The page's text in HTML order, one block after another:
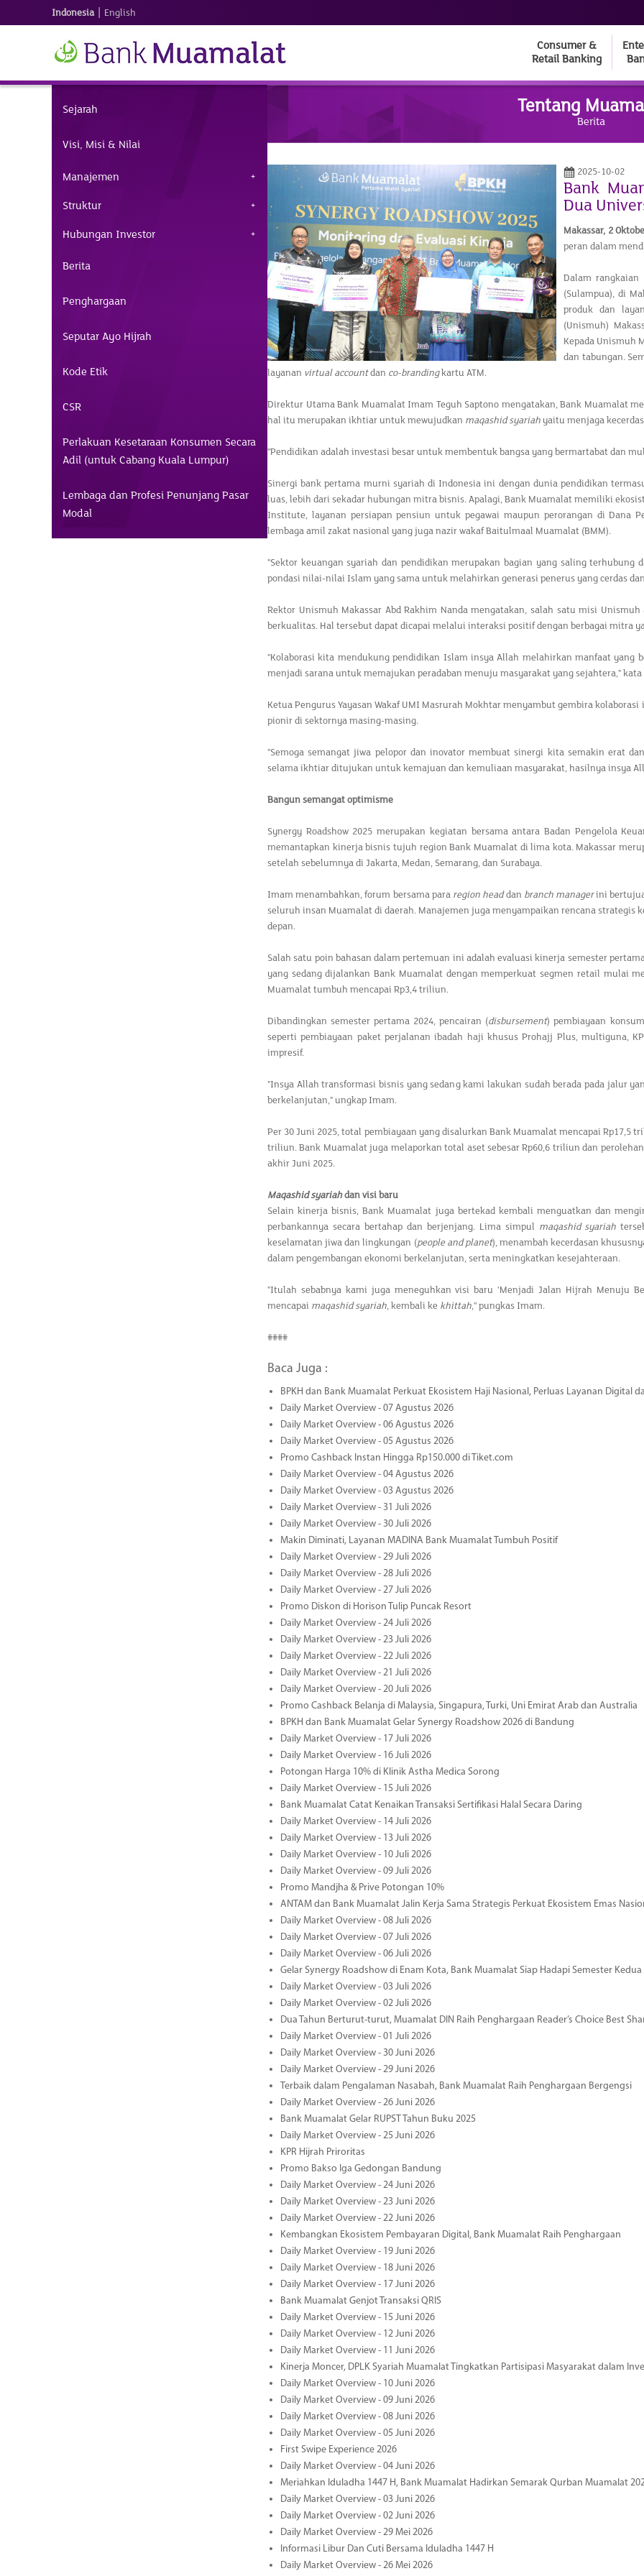
Indonesia | English
Consumer &
Retail Banking
Sejarah
Visi, Misi & Nilai
Manajemen
Struktur
Hubungan Investor
Berita
Penghargaan
Seputar Ayo Hijrah
Kode Etik
CSR
Perlakuan Kesetaraan Konsumen Secara
Adil (untuk Cabang Kuala Lumpur)
Lembaga dan Profesi Penunjang Pasar
Modal
Tentang
Berita
2025-10-02
Bank
Dua
Makassar, 2
peran dalam
Dalam rangkaian
(Sulampua), di
produk dan
(Unismuh)
Kepada Unismuh
dan tabungan.
layanan virtual accountdan co-brandingkartu ATM.
Direktur Utama Bank Muamalat Imam Teguh Saptono mengatakan, Bank Muamalat
hal itu merupakan ikhtiar untuk mewujudkan maqashid syariah yaitu menjaga
"Pendidikan adalah investasi besar untuk membentuk bangsa yang bermartabat dan
Sinergi bank pertama murni syariah di Indonesia ini dengan dunia pendidikan
luas, lebih dari sekadar hubungan mitra bisnis. Apalagi, Bank Muamalat memiliki
Institute, layanan persiapan pensiun untuk pegawai maupun perorangan di Dana
lembaga amil zakat nasional yang juga nazir wakaf Baitulmaal Muamalat (BMM).
"Sektor keuangan syariah dan pendidikan merupakan bagian yang saling
pondasi nilai-nilai Islam yang sama untuk melahirkan generasi penerus yang cerdas
Rektor Unismuh Makassar Abd Rakhim Nanda mengatakan, salah satu misi
berkualitas. Hal tersebut dapat dicapai melalui interaksi positif dengan berbagai mitra
"Kolaborasi kita mendukung pendidikan Islam insya Allah melahirkan manfaat yang
menjadi sarana untuk memajukan peradaban menuju masyarakat yang sejahtera," kata
Ketua Pengurus Yayasan Wakaf UMI Masrurah Mokhtar menyambut gembira
pionir di sektornya masing-masing.
"Semoga semangat jiwa pelopor dan inovator membuat sinergi kita semakin erat
selama ikhtiar ditujukan untuk kemajuan dan kemuliaan masyarakat, hasilnya insya
Bangun semangat optimisme
Synergy Roadshow 2025 merupakan kegiatan bersama antara Badan Pengelola
memantapkan kinerja bisnis tujuh region Bank Muamalat di lima kota. Makassar
setelah sebelumnya di Jakarta, Medan, Semarang, dan Surabaya.
Imam menambahkan, forum bersama para region headdan branch managerini
seluruh insan Muamalat di daerah. Manajemen juga menyampaikan rencana strategis
depan.
Salah satu poin bahasan dalam pertemuan ini adalah evaluasi kinerja semester
yang sedang dijalankan Bank Muamalat dengan memperkuat segmen retail mulai
Muamalat tumbuh mencapai Rp3,4 triliun.
Dibandingkan semester pertama 2024, pencairan (disbursement) pembiayaan
seperti pembiayaan paket perjalanan ibadah haji khusus Prohajj Plus, multiguna,
impresif.
"Insya Allah transformasi bisnis yang sedang kami lakukan sudah berada pada jalur
berkelanjutan," ungkap Imam.
Per 30 Juni 2025, total pembiayaan yang disalurkan Bank Muamalat mencapai Rp17,5
triliun. Bank Muamalat juga melaporkan total aset sebesar Rp60,6 triliun dan
akhir Juni 2025.
Maqashid syariahdan visi baru
Selain kinerja bisnis, Bank Muamalat juga bertekad kembali menguatkan dan
perbankannya secara bertahap dan berjenjang. Lima simpul maqashid syariah
keselamatan jiwa dan lingkungan (people and planet), menambah kecerdasan
dalam pengembangan ekonomi berkelanjutan, serta meningkatkan kesejahteraan.
"Itulah sebabnya kami juga meneguhkan visi baru 'Menjadi Jalan Hijrah Menuju
mencapai maqashid syariah, kembali ke khittah," pungkas Imam.
####
Baca Juga :
BPKH dan Bank Muamalat Perkuat Ekosistem Haji Nasional, Perluas Layanan Digital
Daily Market Overview - 07 Agustus 2026
Daily Market Overview - 06 Agustus 2026
Daily Market Overview - 05 Agustus 2026
Promo Cashback Instan Hingga Rp150.000 di Tiket.com
Daily Market Overview - 04 Agustus 2026
Daily Market Overview - 03 Agustus 2026
Daily Market Overview - 31 Juli 2026
Daily Market Overview - 30 Juli 2026
Makin Diminati, Layanan MADINA Bank Muamalat Tumbuh Positif
Daily Market Overview - 29 Juli 2026
Daily Market Overview - 28 Juli 2026
Daily Market Overview - 27 Juli 2026
Promo Diskon di Horison Tulip Puncak Resort
Daily Market Overview - 24 Juli 2026
Daily Market Overview - 23 Juli 2026
Daily Market Overview - 22 Juli 2026
Daily Market Overview - 21 Juli 2026
Daily Market Overview - 20 Juli 2026
Promo Cashback Belanja di Malaysia, Singapura, Turki, Uni Emirat Arab dan Australia
BPKH dan Bank Muamalat Gelar Synergy Roadshow 2026 di Bandung
Daily Market Overview - 17 Juli 2026
Daily Market Overview - 16 Juli 2026
Potongan Harga 10% di Klinik Astha Medica Sorong
Daily Market Overview - 15 Juli 2026
Bank Muamalat Catat Kenaikan Transaksi Sertifikasi Halal Secara Daring
Daily Market Overview - 14 Juli 2026
Daily Market Overview - 13 Juli 2026
Daily Market Overview - 10 Juli 2026
Daily Market Overview - 09 Juli 2026
Promo Mandjha & Prive Potongan 10%
ANTAM dan Bank Muamalat Jalin Kerja Sama Strategis Perkuat Ekosistem Emas
Daily Market Overview - 08 Juli 2026
Daily Market Overview - 07 Juli 2026
Daily Market Overview - 06 Juli 2026
Gelar Synergy Roadshow di Enam Kota, Bank Muamalat Siap Hadapi Semester Kedua
Daily Market Overview - 03 Juli 2026
Daily Market Overview - 02 Juli 2026
Dua Tahun Berturut-turut, Muamalat DIN Raih Penghargaan Reader’s Choice Best
Daily Market Overview - 01 Juli 2026
Daily Market Overview - 30 Juni 2026
Daily Market Overview - 29 Juni 2026
Terbaik dalam Pengalaman Nasabah, Bank Muamalat Raih Penghargaan Bergengsi
Daily Market Overview - 26 Juni 2026
Bank Muamalat Gelar RUPST Tahun Buku 2025
Daily Market Overview - 25 Juni 2026
KPR Hijrah Priroritas
Promo Bakso Iga Gedongan Bandung
Daily Market Overview - 24 Juni 2026
Daily Market Overview - 23 Juni 2026
Daily Market Overview - 22 Juni 2026
Kembangkan Ekosistem Pembayaran Digital, Bank Muamalat Raih Penghargaan
Daily Market Overview - 19 Juni 2026
Daily Market Overview - 18 Juni 2026
Daily Market Overview - 17 Juni 2026
Bank Muamalat Genjot Transaksi QRIS
Daily Market Overview - 15 Juni 2026
Daily Market Overview - 12 Juni 2026
Daily Market Overview - 11 Juni 2026
Kinerja Moncer, DPLK Syariah Muamalat Tingkatkan Partisipasi Masyarakat dalam
Daily Market Overview - 10 Juni 2026
Daily Market Overview - 09 Juni 2026
Daily Market Overview - 08 Juni 2026
Daily Market Overview - 05 Juni 2026
First Swipe Experience 2026
Daily Market Overview - 04 Juni 2026
Meriahkan Iduladha 1447 H, Bank Muamalat Hadirkan Semarak Qurban Muamalat
Daily Market Overview - 03 Juni 2026
Daily Market Overview - 02 Juni 2026
Daily Market Overview - 29 Mei 2026
Informasi Libur Dan Cuti Bersama Iduladha 1447 H
Daily Market Overview - 26 Mei 2026